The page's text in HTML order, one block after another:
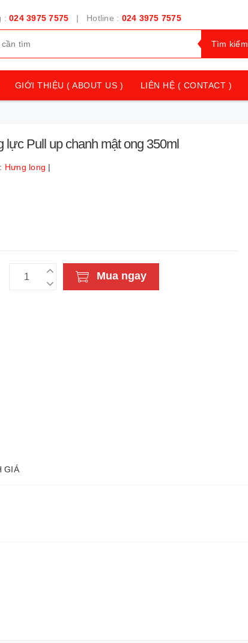
: 024 3975 7575 | Hotline : 024 3975 7575
Tìm kiếm
GIỚI THIỆU ( ABOUT US ) LIÊN HỆ ( CONTACT )
lực Pull up chanh mật ong 350ml
Hưng long |
Mua ngay
GIÁ